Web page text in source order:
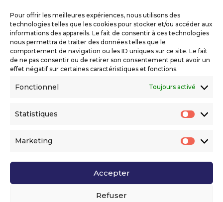
Pour offrir les meilleures expériences, nous utilisons des
technologies telles que les cookies pour stocker et/ou accéder aux
informations des appareils. Le fait de consentir à ces technologies
nous permettra de traiter des données telles que le
comportement de navigation ou les ID uniques sur ce site. Le fait
de ne pas consentir ou de retirer son consentement peut avoir un
effet négatif sur certaines caractéristiques et fonctions.
Fonctionnel Toujours activé
Statistiques
Marketing
Accepter
Refuser
Mentions légales
Politique de confidentialité
Déclaration d’accessibilité numérique
Ils nous soutiennent
Voir l’ensemble de nos partenaires